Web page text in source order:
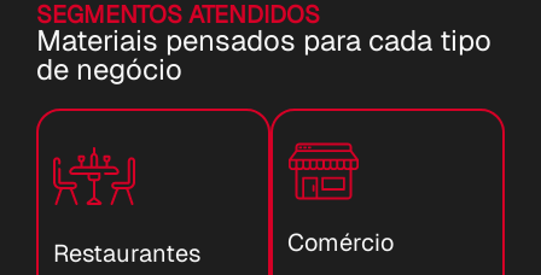
SEGMENTOS ATENDIDOS
Materiais pensados para cada tipo
de negócio
Restaurantes Comércio